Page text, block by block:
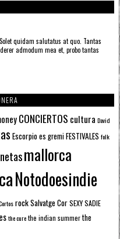
quidam salutatus at quo. Tantas
admodum mea et, probo tantas
CONCIERTOS cultura David
Escorpioes gremiFESTIVALES folk
mallorca
Notodoesindie
rockSalvatge CorSEXY SADIE
the curethe indian summerthe